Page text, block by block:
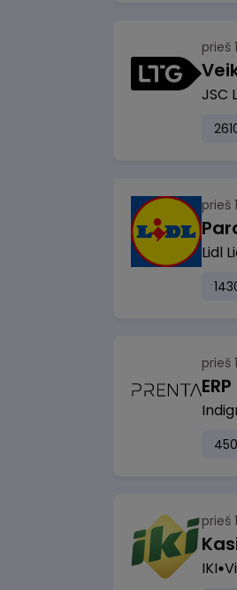
prieš
JSC
prieš
Lidl
prieš
prieš
IKI